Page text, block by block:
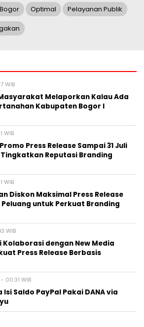
Optimal Pelayanan Publik
WIB
Melaporkan Kalau Ada
Kabupaten Bogor I
WIB
Press Release Sampai 31 Juli
Tingkatkan Reputasi Branding
WIB
Diskon Maksimal Press Release
Peluang untuk Perkuat Branding
WIB
Kolaborasi dengan New Media
Press Release Berbasis
00:31 WIB
Saldo PayPal Pakai DANA via